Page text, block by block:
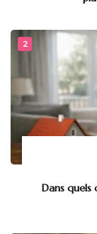
Dans quels